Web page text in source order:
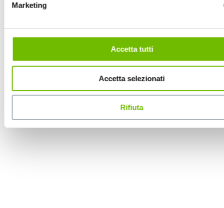
Marketing
Accetta tutti
Accetta selezionati
Rifiuta